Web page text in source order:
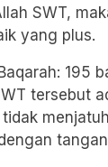
SWT,
yang plus.
195
tersebut